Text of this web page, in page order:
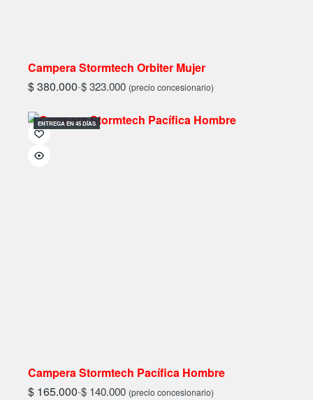
Campera Stormtech Orbiter Mujer
$380.000-$323.000 (precio concesionario)
ENTREGA EN 45 DÍAS
Campera Stormtech Pacífica Hombre
$ 165.000-$ 140.000 (precio concesionario)